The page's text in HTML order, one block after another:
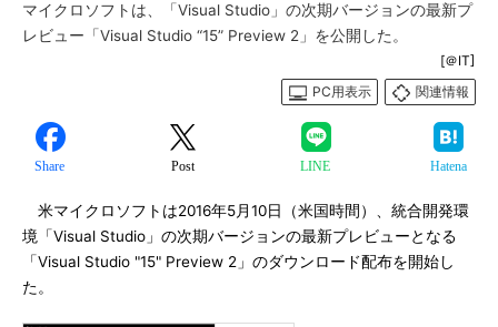
マイクロソフトは、「Visual Studio」の次期バージョンの最新プ
レビュー「Visual Studio “15” Preview 2」を公開した。
[＠IT]
PC用表示
関連情報
Share Post LINE Hatena
米マイクロソフトは2016年5月10日（米国時間）、統合開発環
境「Visual Studio」の次期バージョンの最新プレビューとなる
「Visual Studio "15" Preview 2」のダウンロード配布を開始し
た。